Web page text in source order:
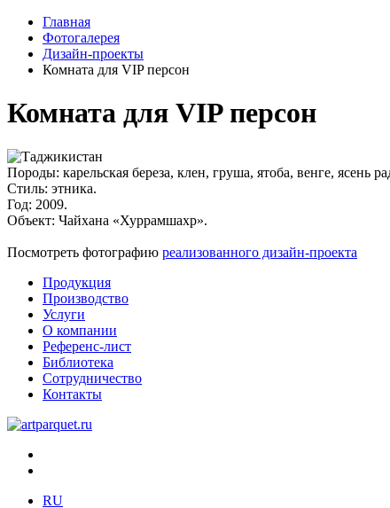
Главная
Фотогалерея
Дизайн-проекты
Комната для VIP персон
Комната для VIP персон
Породы: карельская береза, клен, груша, ятоба, венге, ясень
Стиль: этника.
Год: 2009.
Объект: Чайхана «Хуррамшахр».
Посмотреть фотографию реализованного дизайн-проекта
Продукция
Производство
Услуги
О компании
Референс-лист
Библиотека
Сотрудничество
Контакты
RU